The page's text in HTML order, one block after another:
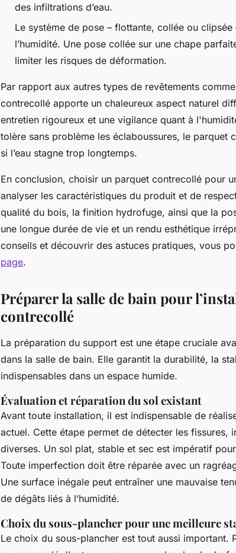
des infiltrations d’eau.
Le système de pose – flottante, collée ou
l’humidité. Une pose collée sur une chape
limiter les risques de déformation.
Par rapport aux autres types de revêtements
contrecollé apporte un chaleureux aspect naturel
entretien rigoureux et une vigilance quant à
tolère sans problème les éclaboussures, le
si l’eau stagne trop longtemps.
En conclusion, choisir un parquet contrecollé pour
analyser les caractéristiques du produit et de
qualité du bois, la finition hydrofuge, ainsi que la
une longue durée de vie et un rendu esthétique
conseils et découvrir des astuces pratiques, vous
page.
Préparer la salle de bain pour
contrecollé
La préparation du support est une étape cruciale
dans la salle de bain. Elle garantit la durabilité, la
indispensables dans un espace humide.
Évaluation et réparation du sol existant
Avant toute installation, il est indispensable de
actuel. Cette étape permet de détecter les fissures,
diverses. Un sol plat, stable et sec est impératif
Toute imperfection doit être réparée avec un
Une surface inégale peut entraîner une mauvaise
de dégâts liés à l’humidité.
Choix du sous-plancher pour une meilleure
Le choix du sous-plancher est tout aussi important.